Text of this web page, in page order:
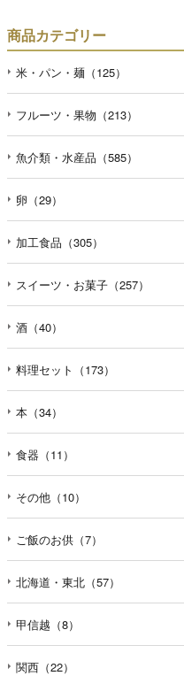
商品カテゴリー
米・パン・麺（125）
フルーツ・果物（213）
魚介類・水産品（585）
卵（29）
加工食品（305）
スイーツ・お菓子（257）
酒（40）
料理セット（173）
本（34）
食器（11）
その他（10）
ご飯のお供（7）
北海道・東北（57）
甲信越（8）
関西（22）